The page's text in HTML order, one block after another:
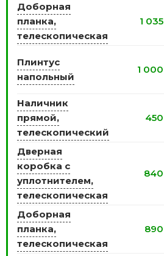
Доборная
планка,
телескопическая
1 035
Плинтус
напольный
1 000
Наличник
прямой,
телескопический
450
Дверная
коробка с
уплотнителем,
телескопическая
840
Доборная
планка,
телескопическая
890